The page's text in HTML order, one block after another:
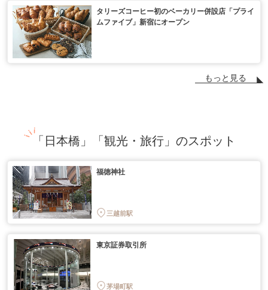
タリーズコーヒー初のベーカリー併設店「プライ
ムファイブ」新宿にオープン
もっと見る
「日本橋」「観光・旅行」のスポット
福徳神社
三越前駅
東京証券取引所
茅場町駅